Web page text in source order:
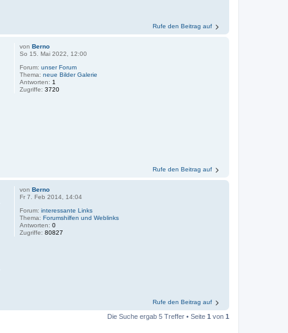
Rufe den Beitrag auf
vonBerno
So 15. Mai 2022, 12:00
Forum:unser Forum
Thema:neue Bilder Galerie
Antworten: 1
Zugriffe:3720
Rufe den Beitrag auf
vonBerno
Fr 7. Feb 2014, 14:04
Forum:interessante Links
Thema:Forumshilfen und Weblinks
Antworten:0
Zugriffe:80827
Rufe den Beitrag auf
Die Suche ergab 5 Treffer • Seite 1 von 1